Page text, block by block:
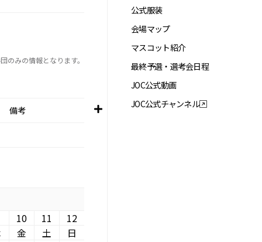
のみの情報となります。
備考
10 11
12
金 土 日
公式服装
会場マップ
マスコット紹介
最終予選・選考会日程
JOC公式動画
JOC公式チャンネル